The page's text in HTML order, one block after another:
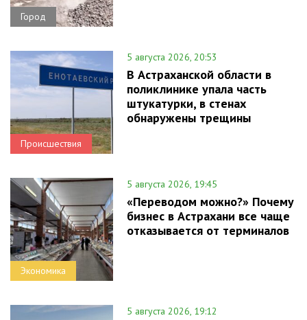
Город
Происшествия
5 августа 2026, 20:53
В Астраханской области в
поликлинике упала часть
штукатурки, в стенах
обнаружены трещины
Экономика
5 августа 2026, 19:45
«Переводом можно?» Почему
бизнес в Астрахани все чаще
отказывается от терминалов
5 августа 2026, 19:12